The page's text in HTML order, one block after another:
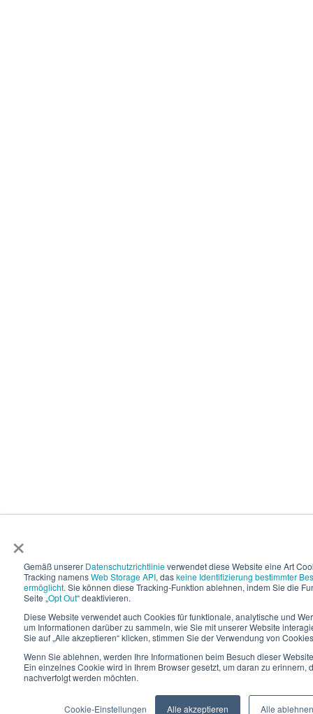
×
Gemäß unserer Datenschutzrichtlinieverwendet diese Website eine Art
Tracking namensWeb Storage API, daskeine Identifizierung bestimmter
ermöglicht. Sie können diese Tracking-Funktion ablehnen, indem Sie die
Seite „Opt Out“ deaktivieren.
Diese Website verwendet auch Cookies für funktionale, analytische und
um Informationen darüber zu sammeln, wie Sie mit unserer Website
Sie auf „Alle akzeptieren“ klicken, stimmen Sie der Verwendung von
Wenn Sie ablehnen, werden Ihre Informationen beim Besuch dieser
Ein einzelnes Cookie wird in Ihrem Browser gesetzt, um daran zu erinnern,
nachverfolgt werden möchten.
Cookie-Einstellungen Alle akzeptieren Alle ablehnen